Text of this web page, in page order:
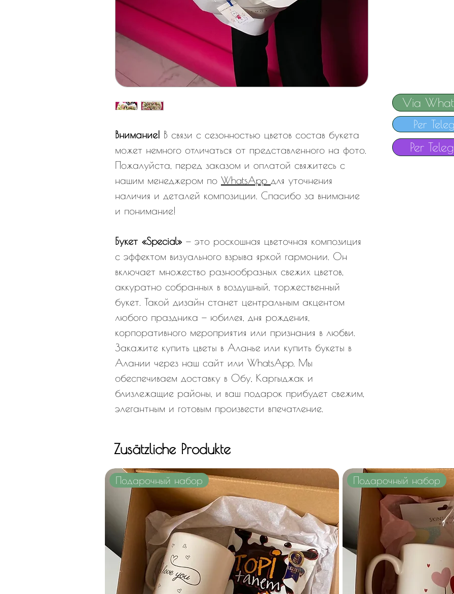
Внимание! В связи с сезонностью цветов состав букета
может немного отличаться от представленного на фото.
Пожалуйста, перед заказом и оплатой свяжитесь с
нашим менеджером по WhatsApp для уточнения
наличия и деталей композиции. Спасибо за внимание
и понимание!
Букет «Special» — это роскошная цветочная композиция
с эффектом визуального взрыва яркой гармонии. Он
включает множество разнообразных свежих цветов,
аккуратно собранных в воздушный, торжественный
букет. Такой дизайн станет центральным акцентом
любого праздника — юбилея, дня рождения,
корпоративного мероприятия или признания в любви.
Закажите купить цветы в Аланье или купить букеты в
Алании через наш сайт или WhatsApp. Мы
обеспечиваем доставку в Обу, Каргыджак и
близлежащие районы, и ваш подарок прибудет свежим,
элегантным и готовым произвести впечатление.
Via
Per
Per
Zusätzliche Produkte
Подарочный набор Подарочный набор